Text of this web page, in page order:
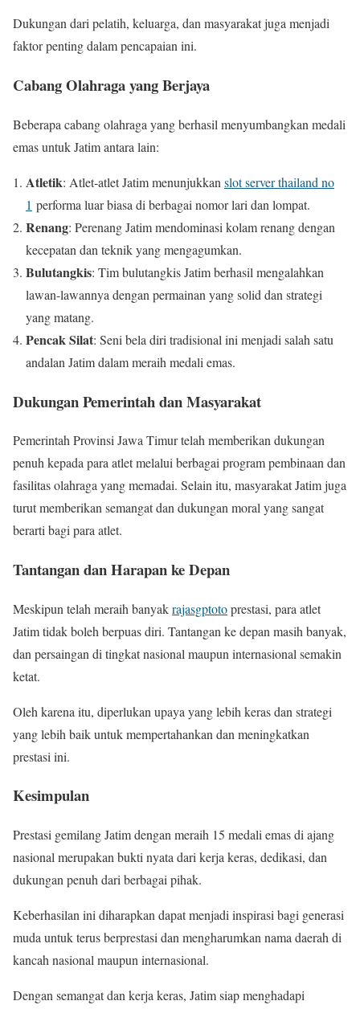
Dukungan dari pelatih, keluarga, dan masyarakat juga menjadi
faktor penting dalam pencapaian ini.
Cabang Olahraga yang Berjaya
Beberapa cabang olahraga yang berhasil menyumbangkan medali
emas untuk Jatim antara lain:
Atletik: Atlet-atlet Jatim menunjukkan slot server thailand no
1 performa luar biasa di berbagai nomor lari dan lompat.
Renang: Perenang Jatim mendominasi kolam renang dengan
kecepatan dan teknik yang mengagumkan.
Bulutangkis: Tim bulutangkis Jatim berhasil mengalahkan
lawan-lawannya dengan permainan yang solid dan strategi
yang matang.
Pencak Silat: Seni bela diri tradisional ini menjadi salah satu
andalan Jatim dalam meraih medali emas.
Dukungan Pemerintah dan Masyarakat
Pemerintah Provinsi Jawa Timur telah memberikan dukungan
penuh kepada para atlet melalui berbagai program pembinaan dan
fasilitas olahraga yang memadai. Selain itu, masyarakat Jatim juga
turut memberikan semangat dan dukungan moral yang sangat
berarti bagi para atlet.
Tantangan dan Harapan ke Depan
Meskipun telah meraih banyakrajasgptotoprestasi, para atlet
Jatim tidak boleh berpuas diri. Tantangan ke depan masih banyak,
dan persaingan di tingkat nasional maupun internasional semakin
ketat.
Oleh karena itu, diperlukan upaya yang lebih keras dan strategi
yang lebih baik untuk mempertahankan dan meningkatkan
prestasi ini.
Kesimpulan
Prestasi gemilang Jatim dengan meraih 15 medali emas di ajang
nasional merupakan bukti nyata dari kerja keras, dedikasi, dan
dukungan penuh dari berbagai pihak.
Keberhasilan ini diharapkan dapat menjadi inspirasi bagi generasi
muda untuk terus berprestasi dan mengharumkan nama daerah di
kancah nasional maupun internasional.
Dengan semangat dan kerja keras, Jatim siap menghadapi